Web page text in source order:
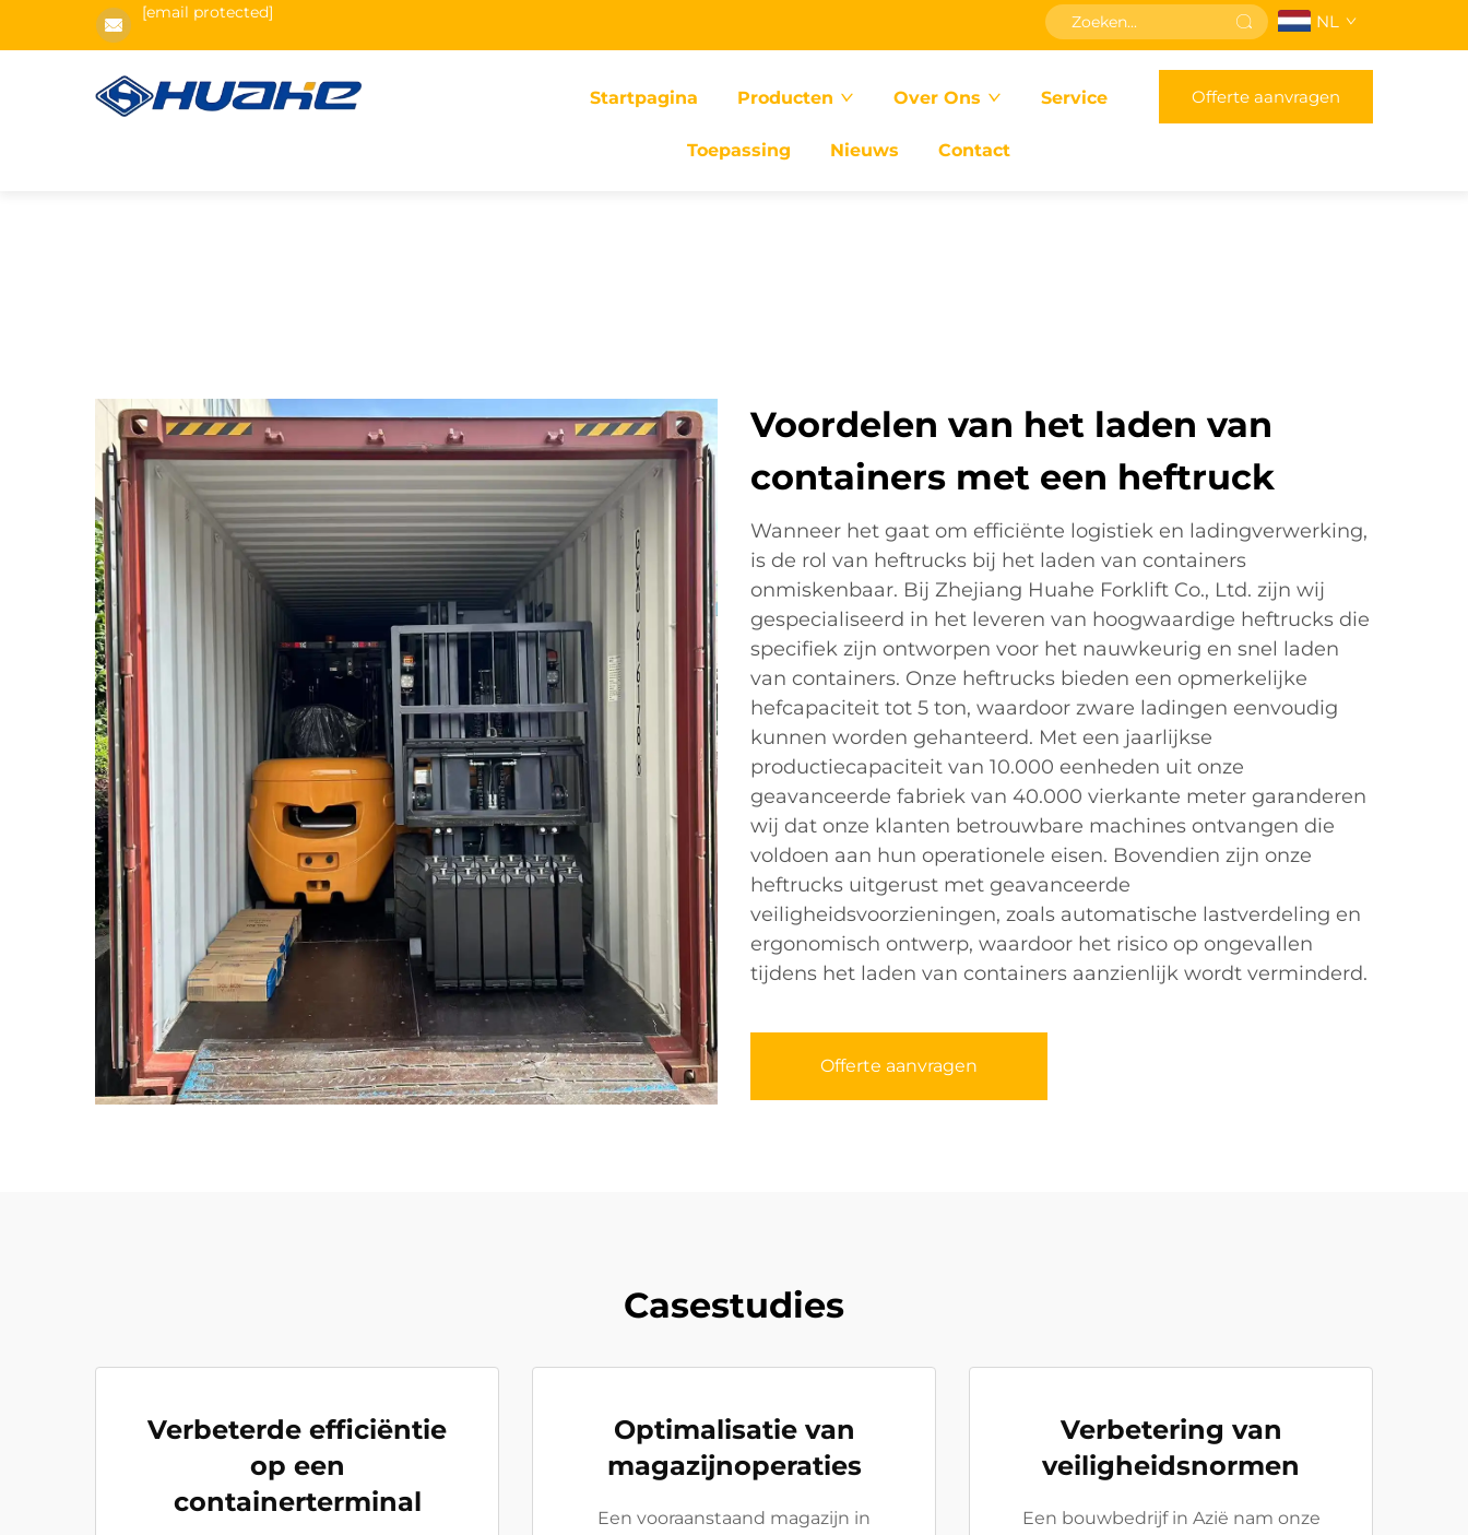
[email protected] NL
Startpagina Producten Over Ons Service
Toepassing Nieuws Contact
Offerte aanvragen
Voordelen van het laden van
containers met een heftruck
Wanneer het gaat om efficiënte logistiek en ladingverwerking,
is de rol van heftrucks bij het laden van containers
onmiskenbaar. Bij Zhejiang Huahe Forklift Co., Ltd. zijn wij
gespecialiseerd in het leveren van hoogwaardige heftrucks die
specifiek zijn ontworpen voor het nauwkeurig en snel laden
van containers. Onze heftrucks bieden een opmerkelijke
hefcapaciteit tot 5 ton, waardoor zware ladingen eenvoudig
kunnen worden gehanteerd. Met een jaarlijkse
productiecapaciteit van 10.000 eenheden uit onze
geavanceerde fabriek van 40.000 vierkante meter garanderen
wij dat onze klanten betrouwbare machines ontvangen die
voldoen aan hun operationele eisen. Bovendien zijn onze
heftrucks uitgerust met geavanceerde
veiligheidsvoorzieningen, zoals automatische lastverdeling en
ergonomisch ontwerp, waardoor het risico op ongevallen
tijdens het laden van containers aanzienlijk wordt verminderd.
Offerte aanvragen
Casestudies
Verbeterde efficiëntie
op een
containerterminal
Optimalisatie van
magazijnoperaties
Een vooraanstaand magazijn in
Verbetering van
veiligheidsnormen
Een bouwbedrijf in Azië nam onze